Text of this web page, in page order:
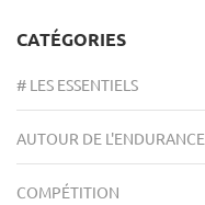
CATÉGORIES
# LES ESSENTIELS
AUTOUR DE L'ENDURANCE
COMPÉTITION